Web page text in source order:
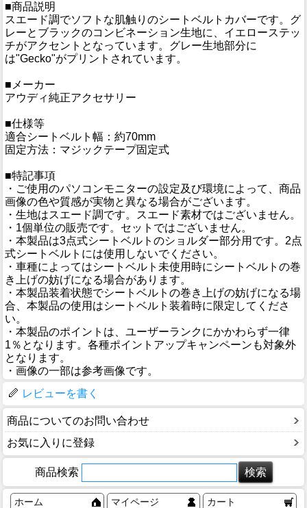
■商品説明
スエード調でソフトな肌触りのシートベルトカバーです。グ
レーとブラックのコンビネーション生地に、イエローステッ
チがアクセントとなっています。グレー生地部分に
は"Gecko"がプリントされています。
■メーカー
アウディ純正アクセサリー
■仕様等
適合シートベルト幅：約70mm
固定方法：マジックテープ固定式
■特記事項
・ご使用のパソコンモニターの設定及び環境によって、商品
画像の色や質感が実物と異なる場合がございます。
・生地はスエード調です。スエード素材ではございません。
・1個単位の販売です。セットではございません。
・本製品は3点式シートベルトのショルダー部分用です。2点
式シートベルトには使用しないでください。
・車種によってはシートベルト未使用時にシートベルトの巻
き上げの妨げになる場合があります。
・本製品装着状態でシートベルトの巻き上げの妨げになる場
合、本製品の使用はシートベルト装着時に限定してくださ
い。
・本製品のポイントは、ユーザーランクにかかわらず一律
1％となります。各種ポイントアップキャンペーンも対象外
となります。
・画像の一部は参考画像です。
レビューを書く
商品についてのお問い合わせ
お気に入りに登録
商品検索
ホーム マイページ カート